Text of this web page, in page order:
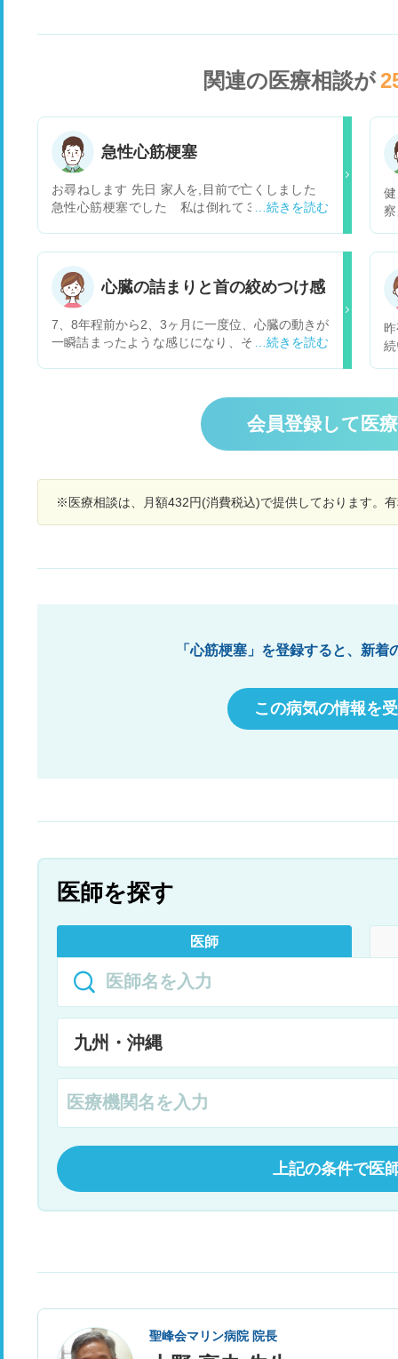
関連の医療相談が
急性心筋梗塞
お尋ねします 先日 家人を,目前で亡くしました
急性心筋梗塞でした 私は倒れて３~４秒位で現
お腹を膨らまかし、そのうち左腕で起きようとす
る仕草しました その後日ネツトで調べましら
サジーを施していてば助かったしょうか お尋ね
します その日、本人は倒れる1時間半ぐらい前
に、寝とれば動悸がしないが立ち上がると動悸が
うです 食事も,何ら普段と変わり無く済ましたそ
うです 尚倒れる,５分ほど前に一言、二言、言葉
を交わしています 尚 私は 人工呼吸、心臓マッ
は使えなかった状態だったです 今でも その場面
が脳に焼き付き、何も出来なかった事の悔しさが
受け、1 カ月程前は 職場を変るため指定の病院
です 本人５０歳 男性、酒もタバコもしませ
ん 最後に前兆が無くても急性心筋梗塞は起きま
すか ストレスとの関係はありますか お尋ねし
心臓の詰まりと首の絞めつけ感
7、8年程前から2、3ヶ月に一度位、心臓の動きが
一瞬詰まったような感じになり、その後首がグッ
ますが、これが長くなると倒れそうで心配です。
2年程前に別の症状で心電図をとった時には異常
はありませんでした。たまにしか起きないので受
診するほどではないと思っていましたが心筋梗塞
考えられますか？
会員登録して医
※医療相談は、月額432円(消費税込)で提供しております。
「心筋梗塞」を登録すると、新
この病気の情報を
医師を探す
医師
上記の条件で医
聖峰会マリン病院 院長